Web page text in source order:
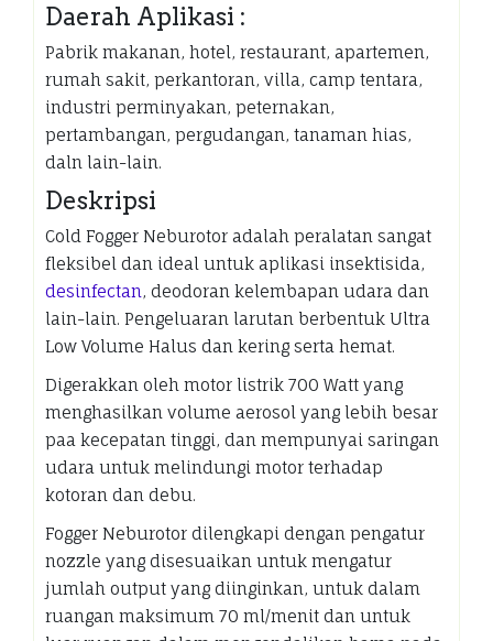
Daerah Aplikasi :
Pabrik makanan, hotel, restaurant, apartemen,
rumah sakit, perkantoran, villa, camp tentara,
industri perminyakan, peternakan,
pertambangan, pergudangan, tanaman hias,
daln lain-lain.
Deskripsi
Cold Fogger Neburotor adalah peralatan sangat
fleksibel dan ideal untuk aplikasi insektisida,
desinfectan , deodoran kelembapan udara dan
lain-lain. Pengeluaran larutan berbentuk Ultra
Low Volume Halus dan kering serta hemat.
Digerakkan oleh motor listrik 700 Watt yang
menghasilkan volume aerosol yang lebih besar
paa kecepatan tinggi, dan mempunyai saringan
udara untuk melindungi motor terhadap
kotoran dan debu.
Fogger Neburotor dilengkapi dengan pengatur
nozzle yang disesuaikan untuk mengatur
jumlah output yang diinginkan, untuk dalam
ruangan maksimum 70 ml/menit dan untuk